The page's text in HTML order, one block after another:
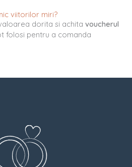
viitorilor miri?
dorita si achita voucherul
folosi pentru a comanda